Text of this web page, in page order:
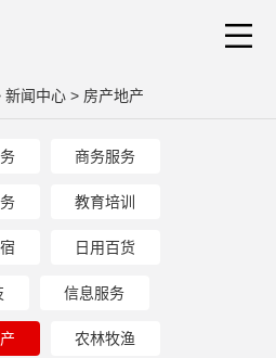
新闻中心 > 房产地产
商务服务
教育培训
日用百货
信息服务
农林牧渔